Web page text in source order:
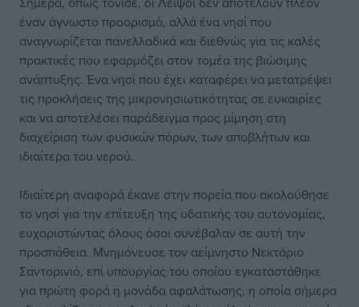
έναν άγνωστο προορισμό, αλλά ένα νησί που
αναγνωρίζεται πανελλαδικά και διεθνώς για τις καλές
πρακτικές που εφαρμόζει στον τομέα της βιώσιμης
ανάπτυξης. Ένα νησί που έχει καταφέρει να μετατρέψει
τις προκλήσεις της μικρονησιωτικότητας σε ευκαιρίες
και να αποτελέσει παράδειγμα προς μίμηση στη
διαχείριση των φυσικών πόρων, των αποβλήτων και
ιδιαίτερα του νερού.
Ιδιαίτερη αναφορά έκανε στην πορεία που ακολούθησε
το νησί για την επίτευξη της υδατικής του αυτονομίας,
ευχαριστώντας όλους όσοι συνέβαλαν σε αυτή την
προσπάθεια. Μνημόνευσε τον αείμνηστο Νεκτάριο
Σαντορινιό, επί υπουργίας του οποίου εγκαταστάθηκε
για πρώτη φορά η μονάδα αφαλάτωσης, η οποία σήμερα